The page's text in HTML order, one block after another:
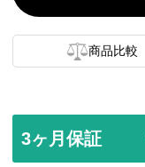
商品比較
3ヶ月保証